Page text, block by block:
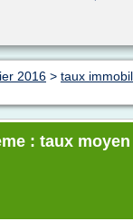
2016 > taux
: taux